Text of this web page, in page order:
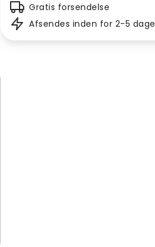
Gratis forsendelse
Afsendes inden for 2-5 dage